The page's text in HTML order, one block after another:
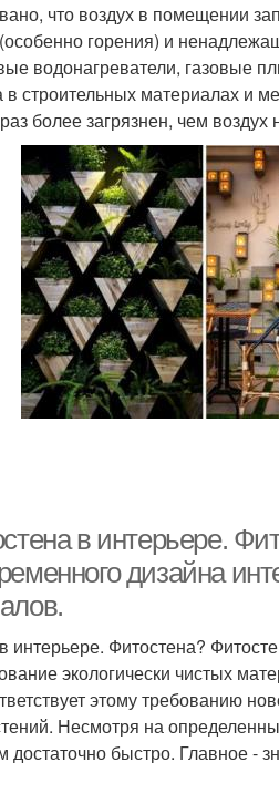
что воздух в помещении
горения) и
водонагреватели, газовые
строительных материалах и
более загрязнен, чем воздух
в интерьере.
дизайна
интерьере. Фитостена?
экологически чистых
этому требованию
Несмотря на
быстро. Главное -